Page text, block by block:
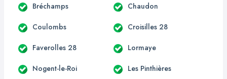
Bréchamps Chaudon
Coulombs Croisilles 28
Faverolles 28 Lormaye
Nogent-le-Roi Les Pinthières